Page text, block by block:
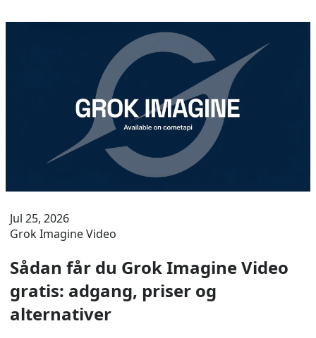
Jul 25, 2026
Grok Imagine Video
Sådan får du Grok Imagine Video
gratis: adgang, priser og
alternativer